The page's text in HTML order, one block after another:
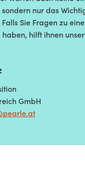
sondern nur das
Sie Fragen zu
haben, hilft ihnen
GmbH